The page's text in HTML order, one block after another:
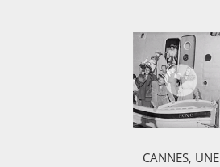
CANNES, UNE